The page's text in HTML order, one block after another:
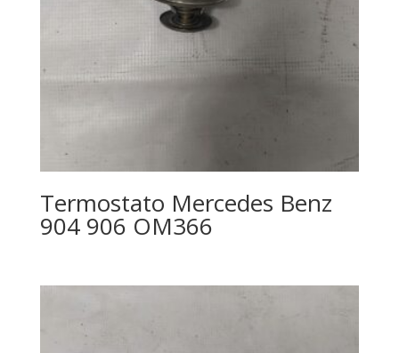
Termostato Mercedes Benz
904 906 OM366